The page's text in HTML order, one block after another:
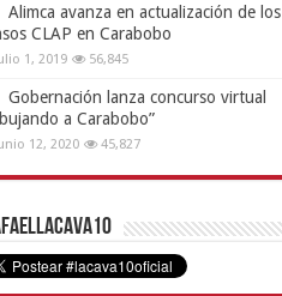
Alimca avanza en actualización de los
CLAP en Carabobo
1, 2019 56,845
Gobernación lanza concurso virtual
a Carabobo”
12, 2020 45,827